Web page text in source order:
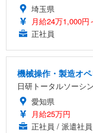
埼玉県
月給24万1,000円
正社員
機械操作・製造オ
日研トータルソーシ
愛知県
月給25万円
正社員 / 派遣社員